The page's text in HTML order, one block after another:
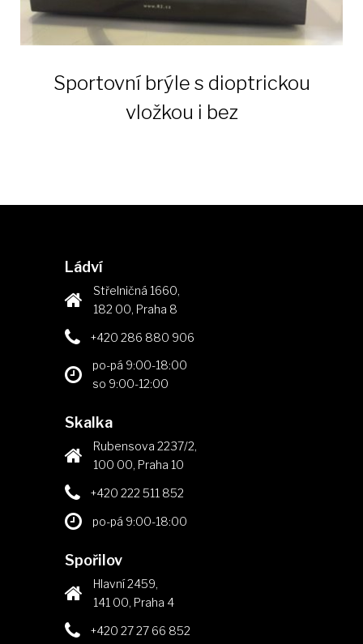
Sportovní brýle s dioptrickou
vložkou i bez
Ládví
Střelničná 1660,
182 00, Praha 8
+420 286 880 906
po-pá 9:00-18:00
so 9:00-12:00
Skalka
Rubensova 2237/2,
100 00, Praha 10
+420 222 511 852
po-pá 9:00-18:00
Spořilov
Hlavní 2459,
141 00, Praha 4
+420 27 27 66 852